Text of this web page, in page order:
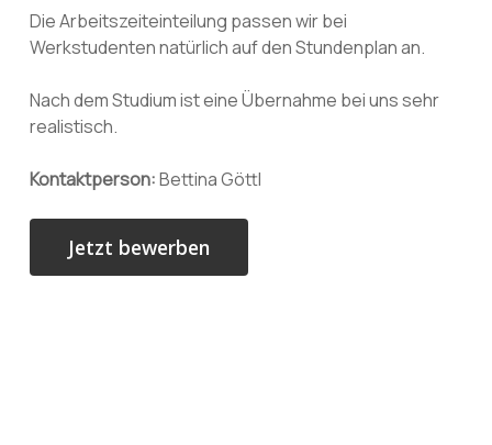
Die Arbeitszeiteinteilung passen wir bei
Werkstudenten natürlich auf den Stundenplan an.
Nach dem Studium ist eine Übernahme bei uns sehr
realistisch.
Kontaktperson:Bettina Göttl